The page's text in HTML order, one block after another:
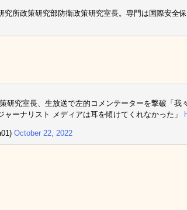
究所政策研究部防衛政策研究室長。専門は国際安全
研究室長、生放送で左的コメンテーターを撃破「我
ーナリスト メディアは耳を傾けてくれなかった」
October 22, 2022